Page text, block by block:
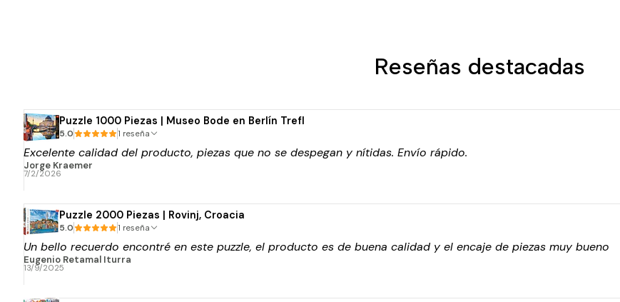
Reseñas destacadas
Puzzle 1000 Piezas | Museo Bode en Berlín Trefl
5.0 1 reseña
Excelente calidad del producto, piezas que no se despegan y nítidas. Envío rápido.
Jorge Kraemer
7/2/2026
Puzzle 2000 Piezas | Rovinj, Croacia
5.0 1 reseña
Un bello recuerdo encontré en este puzzle, el producto es de buena calidad y el encaje de piezas muy bueno
Eugenio Retamal Iturra
13/9/2025